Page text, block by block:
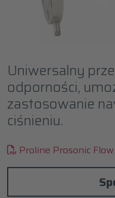
Uniwersalny
odporności,
zastosowanie
ciśnieniu.
Proline Prosonic